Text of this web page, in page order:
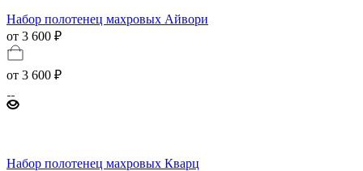
Набор полотенец махровых Айвори
от 3 600 ₽
от 3 600 ₽
Набор полотенец махровых Кварц